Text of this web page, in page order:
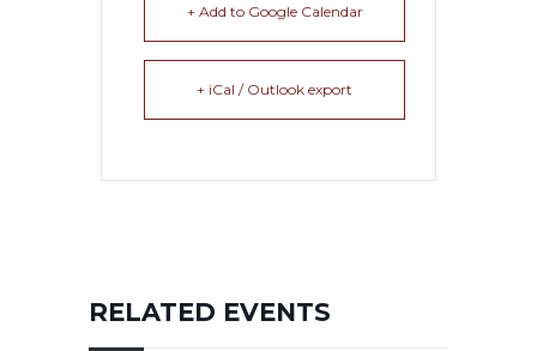
+ Add to Google Calendar
+ iCal / Outlook export
RELATED EVENTS